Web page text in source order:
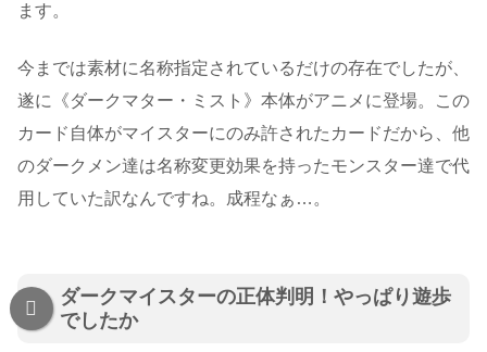
ます。
今までは素材に名称指定されているだけの存在でしたが、
遂に《ダークマター・ミスト》本体がアニメに登場。この
カード自体がマイスターにのみ許されたカードだから、他
のダークメン達は名称変更効果を持ったモンスター達で代
用していた訳なんですね。成程なぁ…。
ダークマイスターの正体判明！やっぱり遊歩
でしたか